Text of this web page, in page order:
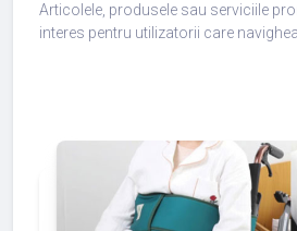
Articolele, produsele sau serviciile
interes pentru utilizatorii care